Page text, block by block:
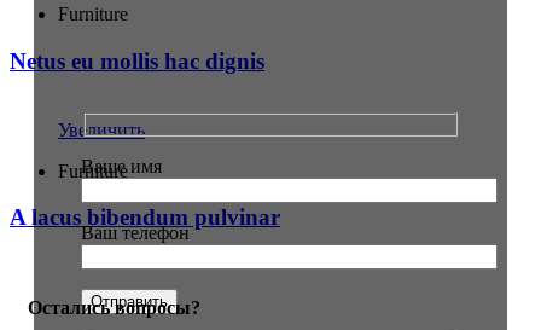
Ваше имя
Ваш телефон
Furniture
Netus eu mollis hac dignis
Увеличить
Furniture
A lacus bibendum pulvinar
Остались вопросы?